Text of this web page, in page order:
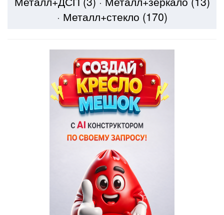
· Металл+стекло (170)